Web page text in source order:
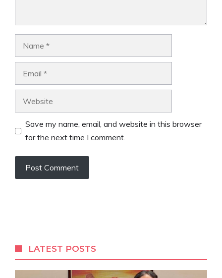
Save my name, email, and website in this browser
for the next time I comment.
LATEST POSTS